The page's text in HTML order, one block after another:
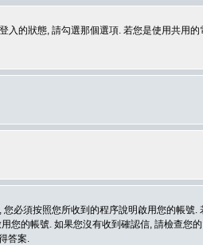
的狀態, 請勾選那個選項. 若您是使用共用
您必須按照您所收到的程序說明啟用您的帳號.
您的帳號. 如果您沒有收到確認信, 請檢查您
答案.